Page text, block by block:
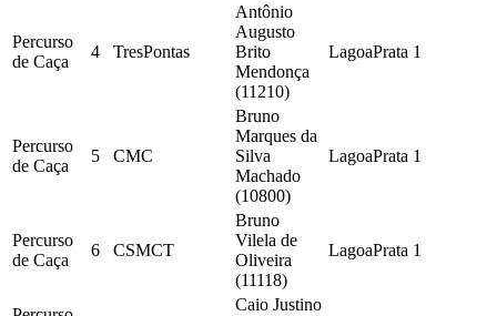
Percurso
de Caça
4 TresPontas
Antônio
Augusto
Brito
Mendonça
(11210)
LagoaPrata 1
Percurso
de Caça
5 CMC
Bruno
Marques da
Silva
Machado
(10800)
LagoaPrata 1
Percurso
de Caça
6 CSMCT
Bruno
Vilela de
Oliveira
(11118)
LagoaPrata 1
Caio Justino